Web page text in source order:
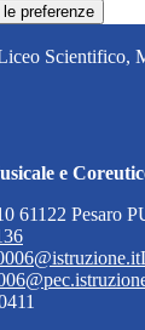
preferenze
Scientifico,
e
61122 Pesaro